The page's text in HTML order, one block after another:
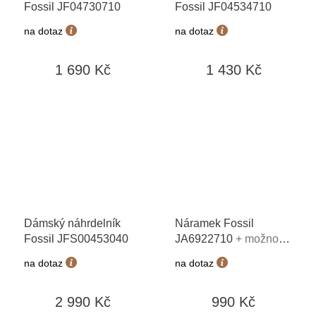
Fossil JF04730710
na dotaz
1 690 Kč
Fossil JF04534710
na dotaz
1 430 Kč
Dámský náhrdelník
Fossil JFS00453040
na dotaz
2 990 Kč
Náramek Fossil
JA6922710 + možnost
výměny do 90 dní
na dotaz
990 Kč